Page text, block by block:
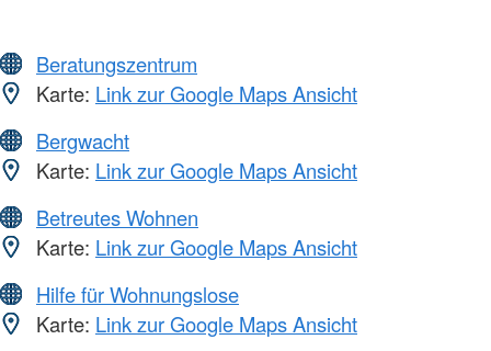
Beratungszentrum
Karte: Link zur Google Maps Ansicht
Bergwacht
Karte: Link zur Google Maps Ansicht
Betreutes Wohnen
Karte: Link zur Google Maps Ansicht
Hilfe für Wohnungslose
Karte: Link zur Google Maps Ansicht